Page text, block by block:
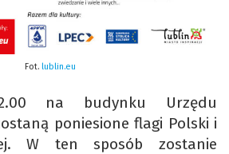
Fot. lublin.eu
na budynku Urzędu
poniesione flagi Polski i
W ten sposób zostanie